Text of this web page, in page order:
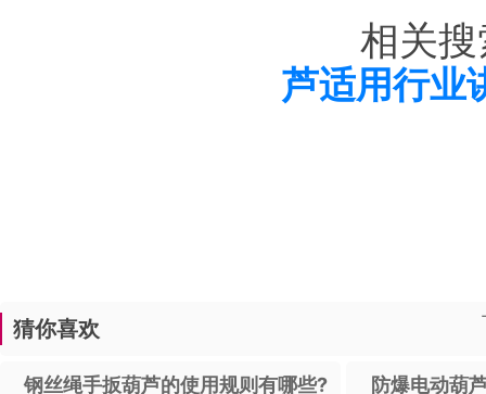
相关搜
芦适用行业
猜你喜欢
钢丝绳手扳葫芦的使用规则有哪些? 防爆电动葫